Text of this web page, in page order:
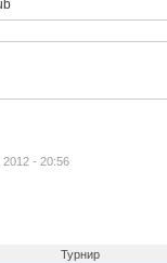
- 20:56
Турнир